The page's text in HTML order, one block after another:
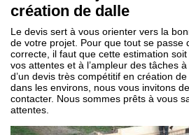
création de dalle
Le devis sert à vous orienter vers la
de votre projet. Pour que tout se passe
correcte, il faut que cette estimation
vos attentes et à l’ampleur des tâches
d’un devis très compétitif en création
dans les environs, nous vous invitons
contacter. Nous sommes prêts à vous
attentes.